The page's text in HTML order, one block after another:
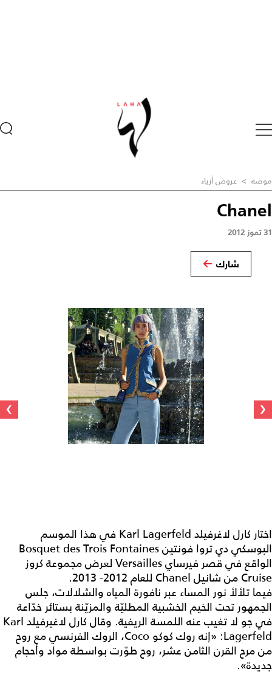
موضة > عروض أزياء
Chanel
31 تموز 2012
شارك
‹
›
اختار كارل لاغرفيلد Karl Lagerfeld في هذا الموسم
البوسكي دي تروا فونتين Bosquet des Trois Fontaines
الواقع في قصر فيرساي Versailles لعرض مجموعة كروز
Cruise من شانيل Chanel للعام 2012- 2013.
فيما تلألأ نور المساء عبر نافورة المياه والشلالات، جلس
الجمهور تحت الخيم الخشبية المطليّة والمزيّنة بستائر خدّاعة
في جو لا تغيب عنه اللمسة الريفية. وقال كارل لاغيرفيلد Karl
Lagerfeld: «إنه روك كوكو Coco، الروك الفرنسي مع روح
من مرح القرن الثامن عشر، روح طوّرت بواسطة مواد وأحجام
جديدة».